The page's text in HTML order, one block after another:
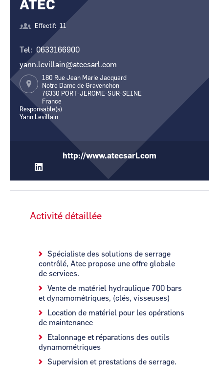
CCI BusinessCCI Business
Pays de la Loire
ATEC
Effectif 11
Tel
0633166900
yann.levillain@atecsarl.com
180 Rue Jean Marie Jacquard
Notre Dame de Gravenchon
76330 PORT-JEROME-SUR-SEINE
France
Responsable(s)
Yann Levillain
http://www.atecsarl.com
Activité détaillée
Spécialiste des solutions de serrage
contrôlé, Atec propose une offre globale
de services.
Vente de matériel hydraulique 700 bars
et dynamométriques, (clés, visseuses)
Location de matériel pour les opérations
de maintenance
Etalonnage et réparations des outils
dynamométriques
Supervision et prestations de serrage.